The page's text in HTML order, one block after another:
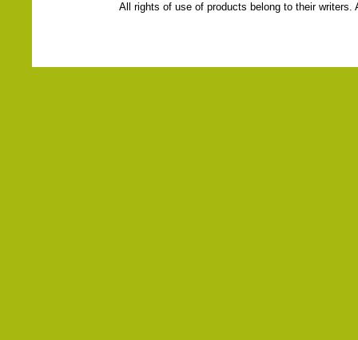
All rights of use of products belong to their